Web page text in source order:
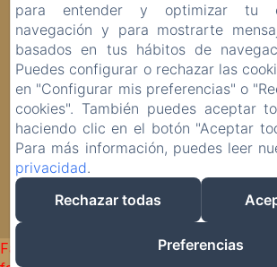
Política de privacidad
Información legal
Información sobre
EN ES IT DE
Desarrollado con
Failed to load BookingEngine/index:
para entender y optimizar tu
navegación y para mostrarte
basados en tus hábitos de
Puedes configurar o rechazar las
en "Configurar mis preferencias" o
cookies". También puedes aceptar
haciendo clic en el botón "Aceptar
Para más información, puedes leer
privacidad.
Rechazar todas
Preferencias